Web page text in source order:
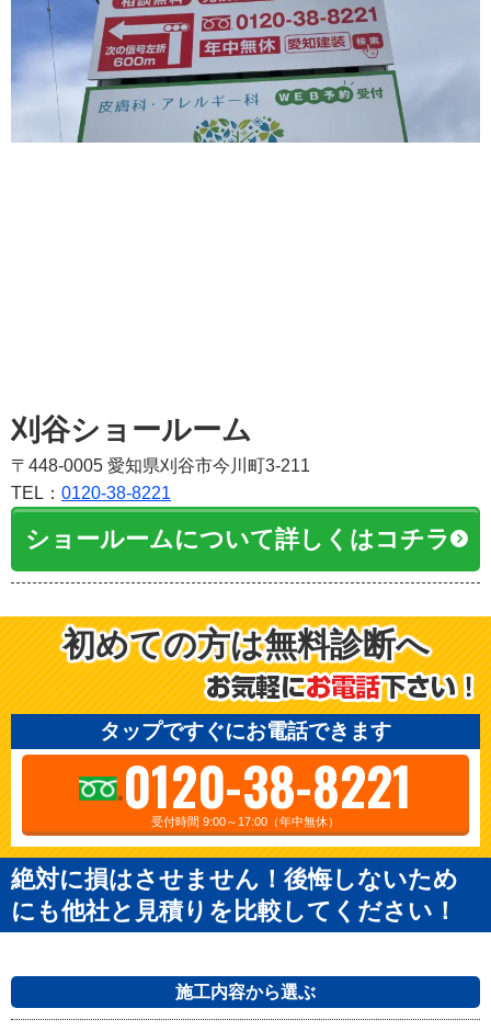
刈谷ショールーム
〒448-0005 愛知県刈谷市今川町3-211
TEL： 0120-38-8221
ショールームについて詳しくはコチラ
初めての方は無料診断へ
タップですぐにお電話できます
0120-38-8221
受付時間 9:00～17:00（年中無休）
絶対に損はさせません！後悔しないため
にも他社と見積りを比較してください！
施工内容から選ぶ